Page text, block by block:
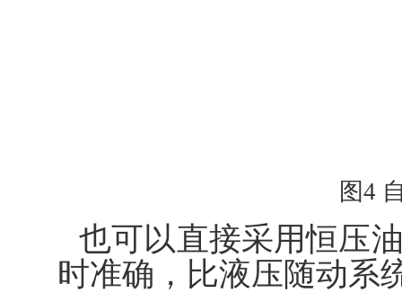
图4
也可以直接采用恒压
时准确，比液压随动系